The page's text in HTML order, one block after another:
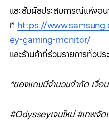
และสัมผัสประสบการณ์แห่งอ
ที่ https://
ey-gaming-monitor/
และร้านค้าที่ร่วมรายการทั่วปร
*ของแถมมีจำนวนจำกัด เงื่อ
#Odysseyเจนใหม่ #เทพจั